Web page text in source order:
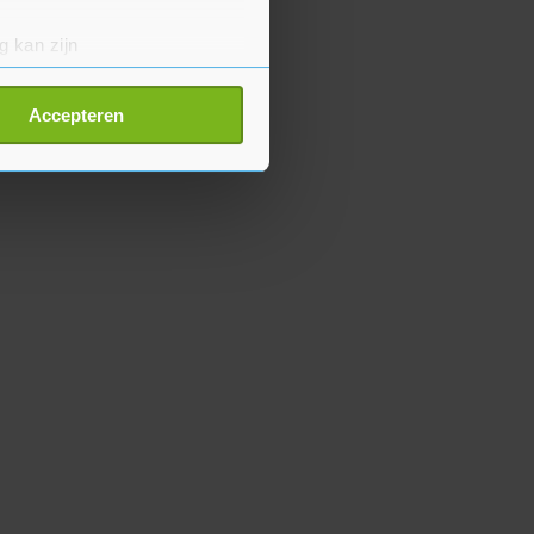
kan zijn
detailgedeelte
cookiepagina kun je
Accepteren